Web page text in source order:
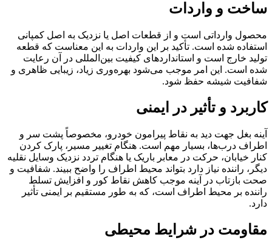
ساخت و واردات
محصول وارداتی است و از قطعات اصل یا نزدیک به اصل کمپانی
استفاده شده است. تأکید بر این واردات به این معناست که قطعه
تولید خارج است و استانداردهای کیفیت بین‌المللی در آن رعایت
شده است. این امر موجب می‌شود بهره‌وری زیاد، زیبایی ظاهری و
شفافیت شیشه حفظ شود.
کاربرد و تأثیر در ایمنی
آینه بغل جهت دید به نقاط پیرامون خودرو، مخصوصاً پشت سر و
اطراف درب‌ها، بسیار مهم است. هنگام تغییر مسیر، پارک کردن
کنار خیابان، حرکت در معابر باریک یا هنگام تردد نزدیک وسایل نقلیه
دیگر، راننده نیاز دارد بتواند محیط اطراف را واضح ببیند. شفافیت و
صحت بازتاب در آینه موجب کاهش نقاط کور و افزایش تسلط
راننده بر محیط اطراف است، که به طور مستقیم بر ایمنی تأثیر
دارد.
مقاومت در شرایط محیطی